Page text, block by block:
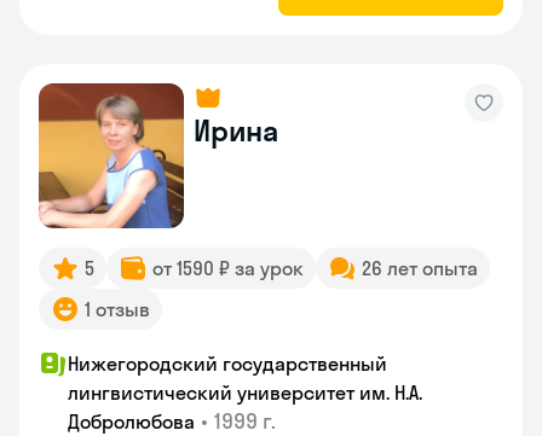
Ирина
5 от 1590 ₽ за урок
26 лет опыта
1 отзыв
Нижегородский государственный
лингвистический университет им. Н.А.
Добролюбова • 1999 г.